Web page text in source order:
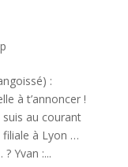
:
à t’annoncer !
suis au courant
à Lyon …
Yvan :...